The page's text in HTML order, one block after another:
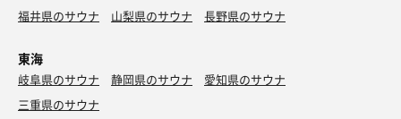
福井県のサウナ
山梨県のサウナ 長野県のサウナ
東海
岐阜県のサウナ 静岡県のサウナ
愛知県のサウナ
三重県のサウナ